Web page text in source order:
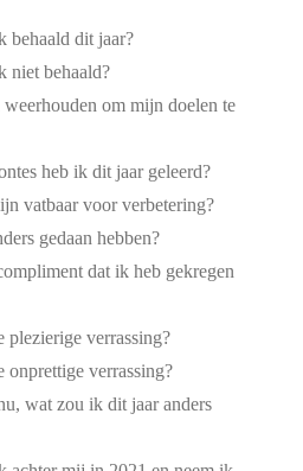
behaald dit jaar?
niet behaald?
om mijn doelen te
heb ik dit jaar geleerd?
vatbaar voor verbetering?
gedaan hebben?
dat ik heb gekregen
plezierige verrassing?
onprettige verrassing?
wat zou ik dit jaar anders